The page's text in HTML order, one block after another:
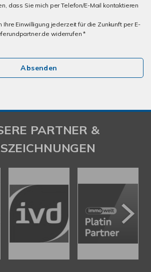
dass Sie mich per Telefon/E-Mail kontaktieren
Ihre Einwilligung jederzeit für die Zunkunft per E-
widerrufen *
Absenden
PARTNER &